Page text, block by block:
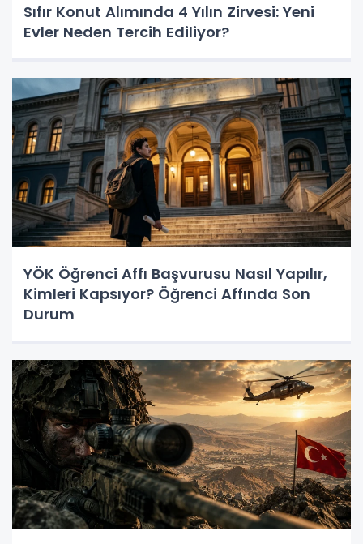
Sıfır Konut Alımında 4 Yılın Zirvesi: Yeni
Evler Neden Tercih Ediliyor?
YÖK Öğrenci Affı Başvurusu Nasıl Yapılır,
Kimleri Kapsıyor? Öğrenci Affında Son
Durum